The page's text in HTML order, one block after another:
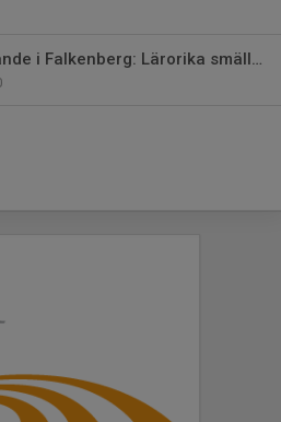
Tufft serieavgörande i Falkenberg: Lärorika smällar för Akademigrabbar